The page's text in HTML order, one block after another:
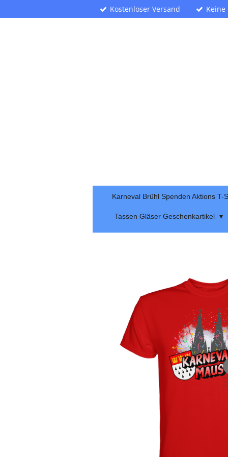
Hauptinhalt
Kostenloser Versand
Karneval Brühl Spenden Aktions T-
Tassen Gläser Geschenkartikel